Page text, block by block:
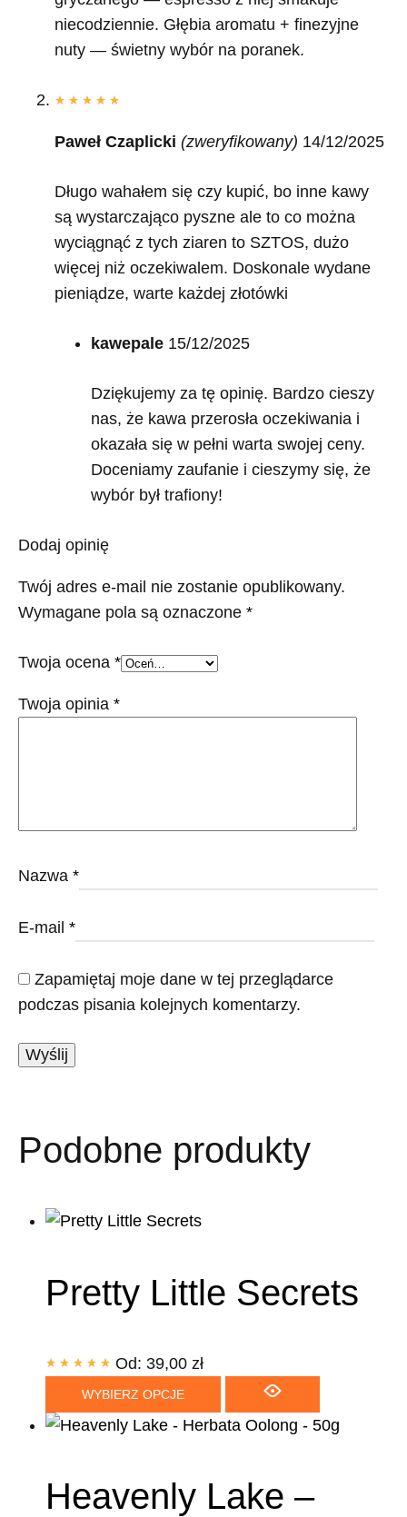
niecodziennie. Głębia aromatu + finezyjne
nuty — świetny wybór na poranek.
Paweł Czaplicki (zweryfikowany) 14/12/2025
Długo wahałem się czy kupić, bo inne kawy
są wystarczająco pyszne ale to co można
wyciągnąć z tych ziaren to SZTOS, dużo
więcej niż oczekiwalem. Doskonale wydane
pieniądze, warte każdej złotówki
kawepale 15/12/2025
Dziękujemy za tę opinię. Bardzo cieszy
nas, że kawa przerosła oczekiwania i
okazała się w pełni warta swojej ceny.
Doceniamy zaufanie i cieszymy się, że
wybór był trafiony!
Dodaj opinię
Twój adres e-mail nie zostanie opublikowany.
Wymagane pola są oznaczone *
Twoja ocena *
Twoja opinia *
Nazwa *
E-mail *
Zapamiętaj moje dane w tej przeglądarce
podczas pisania kolejnych komentarzy.
Podobne produkty
Pretty Little Secrets
Od: 39,00 zł
WYBIERZ OPCJE
Heavenly Lake –